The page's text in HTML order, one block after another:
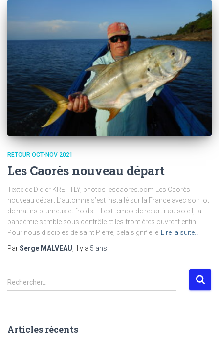
RETOUR OCT-NOV 2021
Les Caorès nouveau départ
Texte de Didier KRETTLY, photos lescaores.com Les Caorès
nouveau départ L’automne s’est installé sur la France avec son lot
de matins brumeux et froids… Il est temps de repartir au soleil, la
pandémie semble sous contrôle et les frontières ouvrent enfin.
Pour nous disciples de saint Pierre, cela signifie le Lire la suite…
ParSerge MALVEAU, il y a 5 ans
R
e
r
Rechercher…
Articles récents